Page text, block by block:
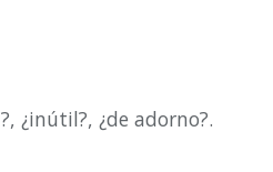
¿inútil?, ¿de adorno?.